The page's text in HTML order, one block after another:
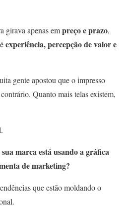
girava apenas empreço e prazo,
experiência, percepção de valor e
gente apostou que o impresso
Quanto mais telas existem,
sua marca está usando a gráfica
de marketing?
que estão moldando o